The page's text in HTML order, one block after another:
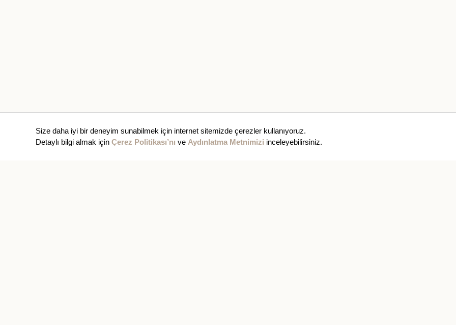
Size daha iyi bir deneyim sunabilmek için internet sitemizde çerezler kullanıyoruz.
Detaylı bilgi almak için Çerez Politikası’nı ve Aydınlatma Metnimizi inceleyebilirsiniz.